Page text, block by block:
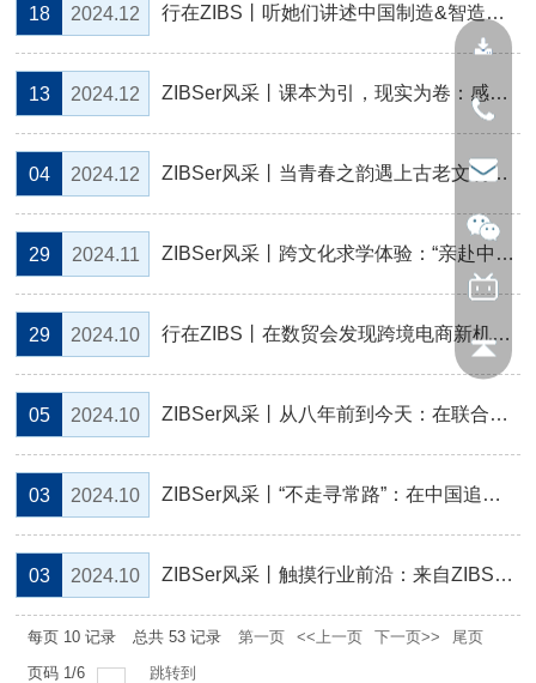
18 2024.12 行在ZIBS丨听她们讲述中国制造&智造如何成功“出海、出圈”
13 2024.12 ZIBSer风采丨课本为引，现实为卷：感受、品味、触摸真实的中国
04 2024.12 ZIBSer风采丨当青春之韵遇上古老文明：感受互鉴之光，美美与共
29 2024.11 ZIBSer风采丨跨文化求学体验：“亲赴中国才能了解中国”
29 2024.10 行在ZIBS丨在数贸会发现跨境电商新机遇 ZIBSer @GDTE
05 2024.10 ZIBSer风采丨从八年前到今天：在联合国总部收获了深刻的国际组织体验
03 2024.10 ZIBSer风采丨“不走寻常路”：在中国追求我的星辰大海
03 2024.10 ZIBSer风采丨触摸行业前沿：来自ZIBSer的亚投行实习故事
每页 10 记录 总共53 记录 第一页 <<上一页 下一页>>
尾页
页码 1/6 跳转到